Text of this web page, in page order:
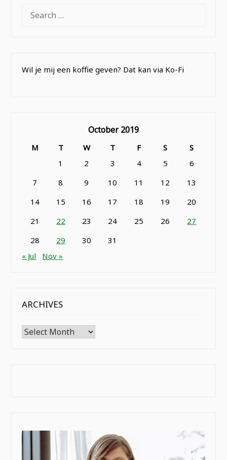
FOR:
Wil je mij een koffie geven? Dat kan via Ko-Fi
October 2019
M T W T F S
S
1
2 3 4 5
6
7
8 9 10 11 12
13
14
15 16 17 18 19
20
21
22 23 24 25 26
27
28
29 30
31
« Jul
Nov »
ARCHIVES
Archives